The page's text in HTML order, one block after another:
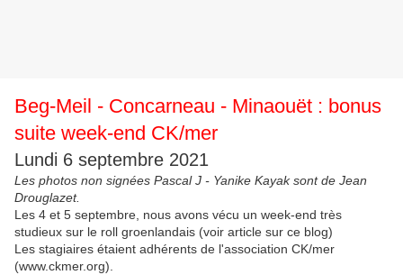
Beg-Meil - Concarneau - Minaouët : bonus
suite week-end CK/mer
Lundi 6 septembre 2021
Les photos non signées Pascal J - Yanike Kayak sont de Jean
Drouglazet.
Les 4 et 5 septembre, nous avons vécu un week-end très
studieux sur le roll groenlandais (voir article sur ce blog)
Les stagiaires étaient adhérents de l'association CK/mer
(www.ckmer.org).